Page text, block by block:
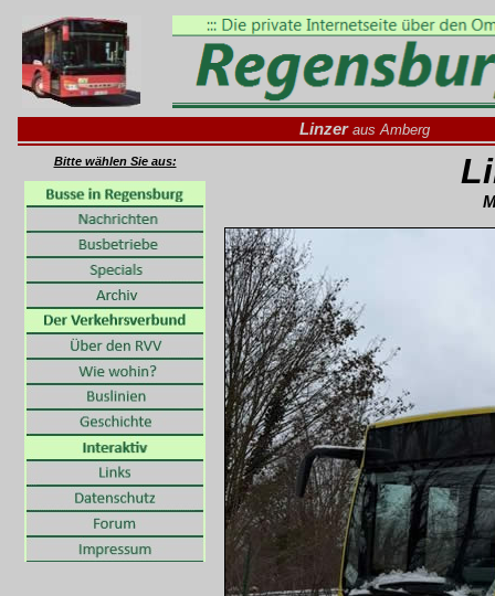
Linzer aus Amberg
Bitte wählen Sie aus: